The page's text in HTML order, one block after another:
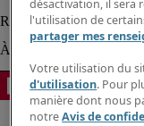
désactivation, il sera
l'utilisation de
partager mes
Votre utilisation du
d'utilisation. Pour
manière dont nous
notreAvis de